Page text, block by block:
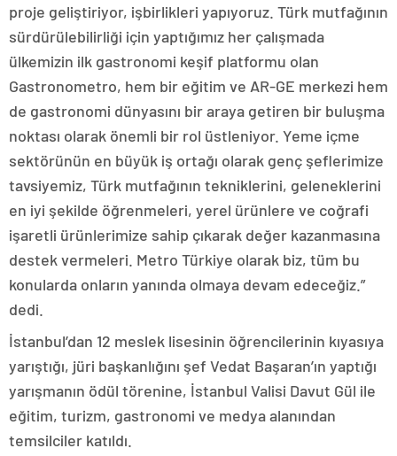
proje geliştiriyor, işbirlikleri yapıyoruz. Türk mutfağının
sürdürülebilirliği için yaptığımız her çalışmada
ülkemizin ilk gastronomi keşif platformu olan
Gastronometro, hem bir eğitim ve AR-GE merkezi hem
de gastronomi dünyasını bir araya getiren bir buluşma
noktası olarak önemli bir rol üstleniyor. Yeme içme
sektörünün en büyük iş ortağı olarak genç şeflerimize
tavsiyemiz, Türk mutfağının tekniklerini, geleneklerini
en iyi şekilde öğrenmeleri, yerel ürünlere ve coğrafi
işaretli ürünlerimize sahip çıkarak değer kazanmasına
destek vermeleri. Metro Türkiye olarak biz, tüm bu
konularda onların yanında olmaya devam edeceğiz.”
dedi.
İstanbul’dan 12 meslek lisesinin öğrencilerinin kıyasıya
yarıştığı, jüri başkanlığını şef Vedat Başaran’ın yaptığı
yarışmanın ödül törenine, İstanbul Valisi Davut Gül ile
eğitim, turizm, gastronomi ve medya alanından
temsilciler katıldı.